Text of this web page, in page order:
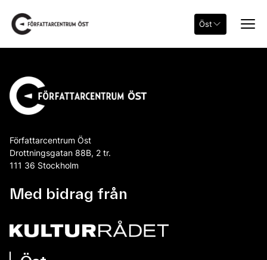
Öst
Författarcentrum Öst
Drottningsgatan 88B, 2 tr.
111 36 Stockholm
Med bidrag från